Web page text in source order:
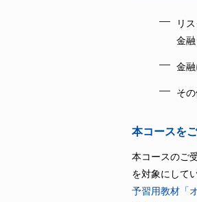
リ
金
金
そ
本コースを
本コースのご
を対象にして
予習用教材「